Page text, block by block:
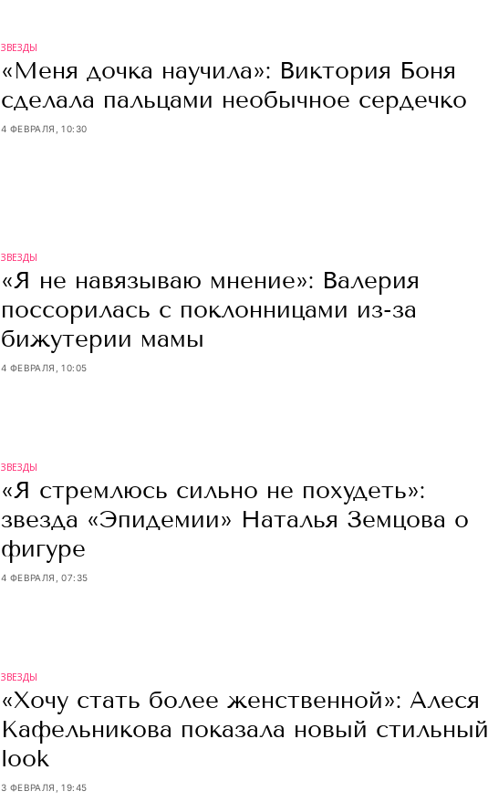
ЗВЕЗДЫ
«Меня дочка научила»: Виктория Боня
сделала пальцами необычное сердечко
4 ФЕВРАЛЯ, 10:30
ЗВЕЗДЫ
«Я не навязываю мнение»: Валерия
поссорилась с поклонницами из-за
бижутерии мамы
4 ФЕВРАЛЯ, 10:05
ЗВЕЗДЫ
«Я стремлюсь сильно не похудеть»:
звезда «Эпидемии» Наталья Земцова о
фигуре
4 ФЕВРАЛЯ, 07:35
ЗВЕЗДЫ
«Хочу стать более женственной»: Алеся
Кафельникова показала новый стильный
look
3 ФЕВРАЛЯ, 19:45